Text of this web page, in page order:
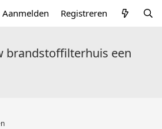
Aanmelden Registreren
brandstoffilterhuis een